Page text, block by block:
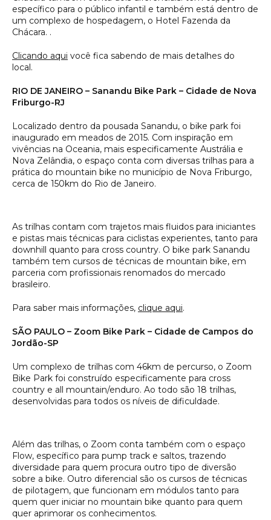
específico para o público infantil e também está dentro de
um complexo de hospedagem, o Hotel Fazenda da
Chácara. .
Clicando aqui você fica sabendo de mais detalhes do
local.
RIO DE JANEIRO – Sanandu Bike Park – Cidade de Nova
Friburgo-RJ
Localizado dentro da pousada Sanandu, o bike park foi
inaugurado em meados de 2015. Com inspiração em
vivências na Oceania, mais especificamente Austrália e
Nova Zelândia, o espaço conta com diversas trilhas para a
prática do mountain bike no município de Nova Friburgo,
cerca de 150km do Rio de Janeiro.
As trilhas contam com trajetos mais fluidos para iniciantes
e pistas mais técnicas para ciclistas experientes, tanto para
downhill quanto para cross country. O bike park Sanandu
também tem cursos de técnicas de mountain bike, em
parceria com profissionais renomados do mercado
brasileiro.
Para saber mais informações, clique aqui.
SÃO PAULO – Zoom Bike Park – Cidade de Campos do
Jordão-SP
Um complexo de trilhas com 46km de percurso, o Zoom
Bike Park foi construído especificamente para cross
country e all mountain/enduro. Ao todo são 18 trilhas,
desenvolvidas para todos os níveis de dificuldade.
Além das trilhas, o Zoom conta também com o espaço
Flow, específico para pump track e saltos, trazendo
diversidade para quem procura outro tipo de diversão
sobre a bike. Outro diferencial são os cursos de técnicas
de pilotagem, que funcionam em módulos tanto para
quem quer iniciar no mountain bike quanto para quem
quer aprimorar os conhecimentos.